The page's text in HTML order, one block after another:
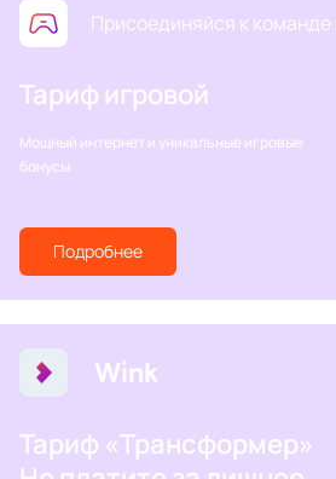
Присоединяйся к
Тариф игровой
Мощный интернет и уникальные игровые
бонусы
Подробнее
Тариф «Трансформер»